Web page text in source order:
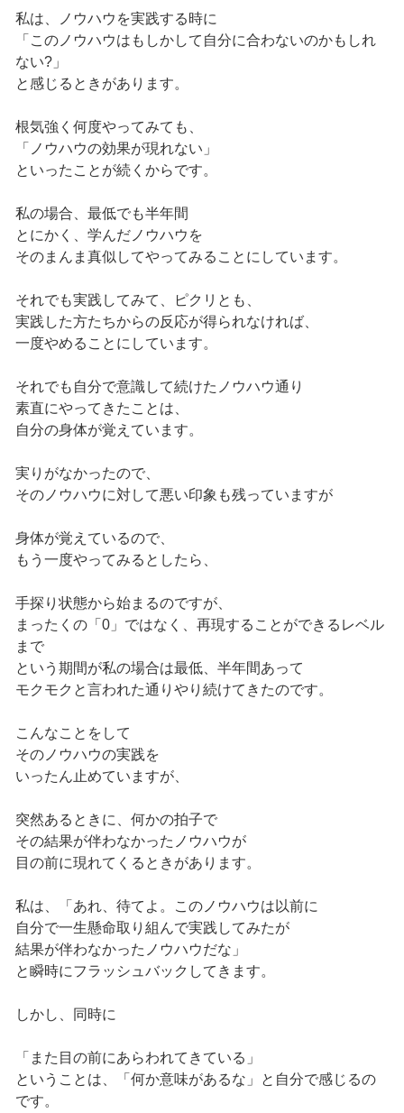
私は、ノウハウを実践する時に
「このノウハウはもしかして自分に合わないのかもしれ
ない?」
と感じるときがあります。
根気強く何度やってみても、
「ノウハウの効果が現れない」
といったことが続くからです。
私の場合、最低でも半年間
とにかく、学んだノウハウを
そのまんま真似してやってみることにしています。
それでも実践してみて、ピクリとも、
実践した方たちからの反応が得られなければ、
一度やめることにしています。
それでも自分で意識して続けたノウハウ通り
素直にやってきたことは、
自分の身体が覚えています。
実りがなかったので、
そのノウハウに対して悪い印象も残っていますが
身体が覚えているので、
もう一度やってみるとしたら、
手探り状態から始まるのですが、
まったくの「0」ではなく、再現することができるレベル
まで
という期間が私の場合は最低、半年間あって
モクモクと言われた通りやり続けてきたのです。
こんなことをして
そのノウハウの実践を
いったん止めていますが、
突然あるときに、何かの拍子で
その結果が伴わなかったノウハウが
目の前に現れてくるときがあります。
私は、「あれ、待てよ。このノウハウは以前に
自分で一生懸命取り組んで実践してみたが
結果が伴わなかったノウハウだな」
と瞬時にフラッシュバックしてきます。
しかし、同時に
「また目の前にあらわれてきている」
ということは、「何か意味があるな」と自分で感じるの
です。